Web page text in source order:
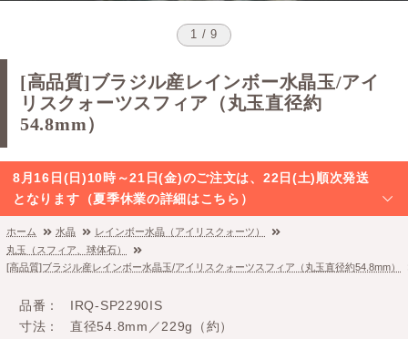
1 / 9
[高品質]ブラジル産レインボー水晶玉/アイ
リスクォーツスフィア（丸玉直径約
54.8mm）
8月16日(日)10時～21日(金)のご注文は、22日(土)順次発送
となります（夏季休業の詳細はこちら）
ホーム 水晶
レインボー水晶（アイリスクォーツ）
丸玉（スフィア、球体石）
[高品質]ブラジル産レインボー水晶玉/アイリスクォーツスフィア（丸玉直径約54.8mm）
品番
IRQ-SP2290IS
寸法
直径54.8mm／229g（約）